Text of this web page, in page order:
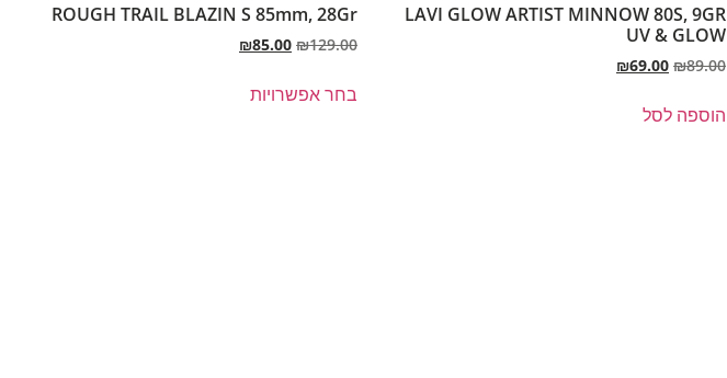
LAVI GLOW ARTIST MINNOW 80S, 9GR
UV & GLOW
₪89.00
₪69.00
הוספה לסל
ROUGH TRAIL BLAZIN S 85mm, 28Gr
₪129.00
₪85.00
בחר אפשרויות